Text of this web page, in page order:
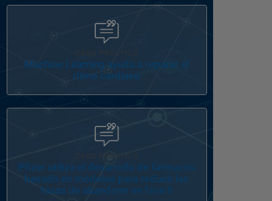
Machine Learning ayuda a reparar el
ritmo cardiaco
CASO PRÁCTICO
Pfizer utiliza el desarrollo de fármacos
basado en modelos para reducir las
tasas de abandono en fase II